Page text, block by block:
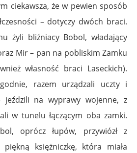
ciekawsza, że w pewien sposób
– dotyczy dwóch braci.
żyli bliźniacy Bobol, władający
Mir – pan na pobliskim Zamku
własność braci Laseckich).
razem urządzali uczty i
jeździli na wyprawy wojenne, z
w tunelu łączącym oba zamki.
oprócz łupów, przywiózł z
księżniczkę, która miała